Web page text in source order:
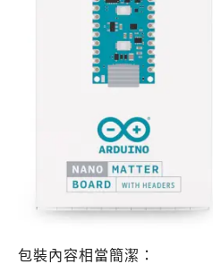
包裝內容相當簡潔：